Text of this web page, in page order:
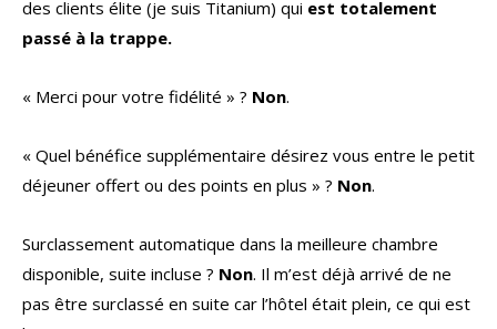
des clients élite (je suis Titanium) qui est totalement
passé à la trappe.
« Merci pour votre fidélité » ? Non.
« Quel bénéfice supplémentaire désirez vous entre le petit
déjeuner offert ou des points en plus » ? Non.
Surclassement automatique dans la meilleure chambre
disponible, suite incluse ? Non. Il m’est déjà arrivé de ne
pas être surclassé en suite car l’hôtel était plein, ce qui est